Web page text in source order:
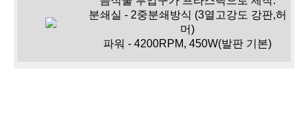
분쇄실 - 2중분쇄방식 (3열고강도 강판,허
머)
파워 - 4200RPM, 450W(발판 기본)